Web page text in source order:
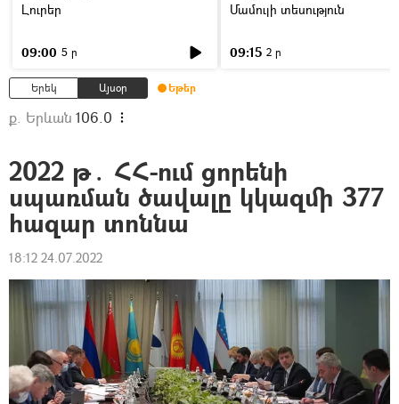
Լուրեր
09:00 5 ր
Մամուլի տեսություն
09:15 2 ր
Երեկ Այսօր Եթեր
ք. Երևան 106.0
2022 թ․ ՀՀ-ում ցորենի
սպառման ծավալը կկազմի 377
հազար տոննա
18:12 24.07.2022